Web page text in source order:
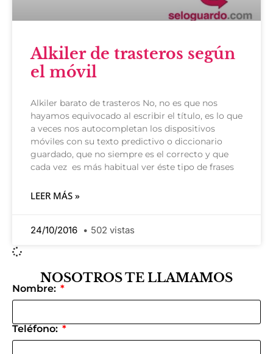
Alkiler de trasteros según
el móvil
Alkiler barato de trasteros No, no es que nos
hayamos equivocado al escribir el título, es lo que
a veces nos autocompletan los dispositivos
móviles con su texto predictivo o diccionario
guardado, que no siempre es el correcto y que
cada vez es más habitual ver éste tipo de frases
LEER MÁS »
24/10/2016 502 vistas
NOSOTROS TE LLAMAMOS
Nombre:
Teléfono: